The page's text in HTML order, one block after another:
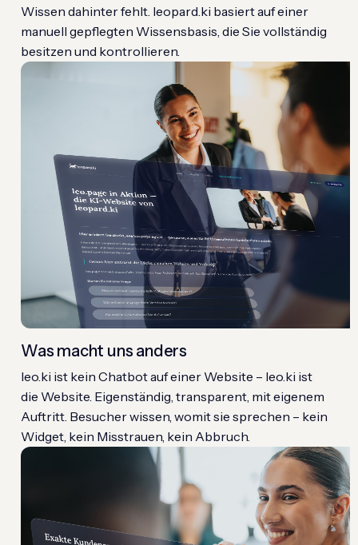
Wissen dahinter fehlt. leopard.ki basiert auf einer
manuell gepflegten Wissensbasis, die Sie vollständig
besitzen und kontrollieren.
Was macht uns anders
leo.ki ist kein Chatbot auf einer Website – leo.ki ist
die Website. Eigenständig, transparent, mit eigenem
Auftritt. Besucher wissen, womit sie sprechen – kein
Widget, kein Misstrauen, kein Abbruch.